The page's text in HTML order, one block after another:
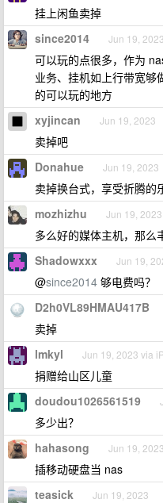
挂上闲鱼卖掉
since2014 Jun 19, 2023
可以玩的点很多，作为
业务、挂机如上行带宽够
的可以玩的地方
xyjincan Jun 19, 2023
卖掉吧
Donahue Jun 19, 2023
卖掉换台式，享受折腾的
mozhizhu Jun 19, 2023
多么好的媒体主机，那么
Shadowxxx Jun 19,
@since2014 够电费吗？
D2h0VL89HMAU417B
卖掉
lmkyl Jun 19, 2023 via
捐赠给山区儿童
doudou1026561519
多少出？
hahasong Jun 19, 2023
插移动硬盘当 nas
teasick Jun 19, 2023